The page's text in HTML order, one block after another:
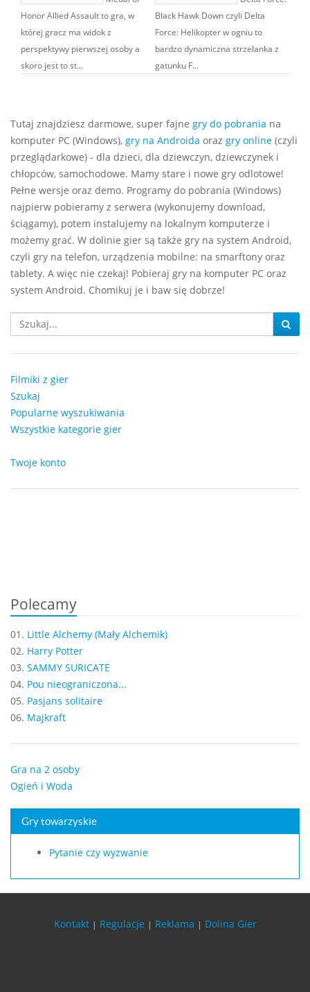
Honor Allied Assault to gra, w
której gracz ma widok z
perspektywy pierwszej osoby a
skoro jest to st...
Black Hawk Down czyli Delta
Force: Helikopter w ogniu to
bardzo dynamiczna strzelanka z
gatunku F...
Tutaj znajdziesz darmowe, super fajne gry do pobrania na
komputer PC (Windows), gry na Androida oraz gry online (czyli
przeglądarkowe) - dla dzieci, dla dziewczyn, dziewczynek i
chłopców, samochodowe. Mamy stare i nowe gry odlotowe!
Pełne wersje oraz demo. Programy do pobrania (Windows)
najpierw pobieramy z serwera (wykonujemy download,
ściągamy), potem instalujemy na lokalnym komputerze i
możemy grać. W dolinie gier są także gry na system Android,
czyli gry na telefon, urządzenia mobilne: na smarftony oraz
tablety. A więc nie czekaj! Pobieraj gry na komputer PC oraz
system Android. Chomikuj je i baw się dobrze!
Filmiki z gier
Szukaj
Popularne wyszukiwania
Wszystkie kategorie gier
Twoje konto
Polecamy
01. Little Alchemy (Mały Alchemik)
02. Harry Potter
03. SAMMY SURICATE
04. Pou nieograniczona...
05. Pasjans solitaire
06. Majkraft
Gra na 2 osoby
Ogień i Woda
Gry towarzyskie
Pytanie czy wyzwanie
Kontakt | Regulacje | Reklama | Dolina Gier